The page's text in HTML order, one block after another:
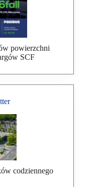
powierzchni
SCF
codziennego